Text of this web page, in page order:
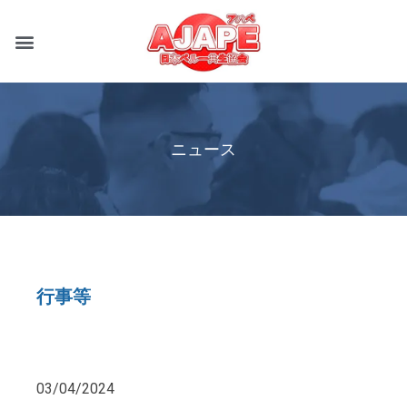
ニュース
行事等
03/04/2024